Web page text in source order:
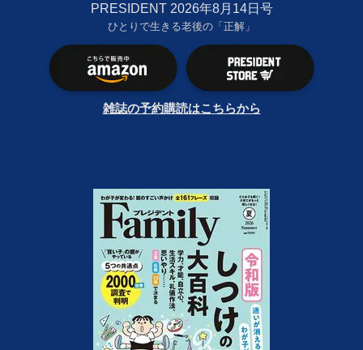
PRESIDENT 2026年8月14日号
ひとりで生きる老後の「正解」
雑誌の予約購読はこちらから